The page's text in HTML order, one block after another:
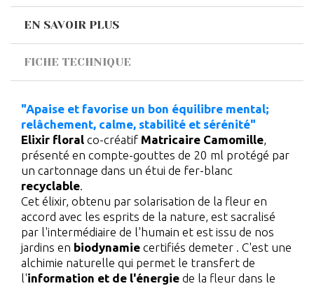
EN SAVOIR PLUS
FICHE TECHNIQUE
"Apaise et favorise un bon équilibre mental;
relâchement, calme, stabilité et sérénité"
Elixir floral co-créatif Matricaire Camomille,
présenté en compte-gouttes de 20 ml protégé par
un cartonnage dans un étui de fer-blanc
recyclable.
Cet élixir, obtenu par solarisation de la fleur en
accord avec les esprits de la nature, est sacralisé
par l'intermédiaire de l'humain et est issu de nos
jardins en biodynamie certifiés demeter . C'est une
alchimie naturelle qui permet le transfert de
l'information et de l'énergie de la fleur dans le